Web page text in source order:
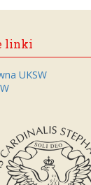
linki
UKSW